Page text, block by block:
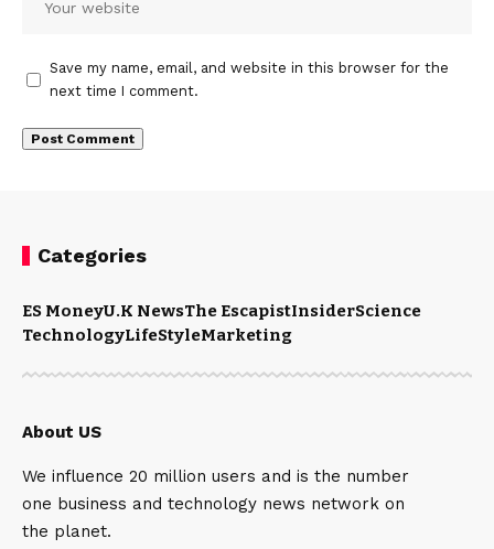
Save my name, email, and website in this browser for the
next time I comment.
Categories
ES MoneyU.K NewsThe EscapistInsiderScience
TechnologyLifeStyleMarketing
About US
We influence 20 million users and is the number
one business and technology news network on
the planet.